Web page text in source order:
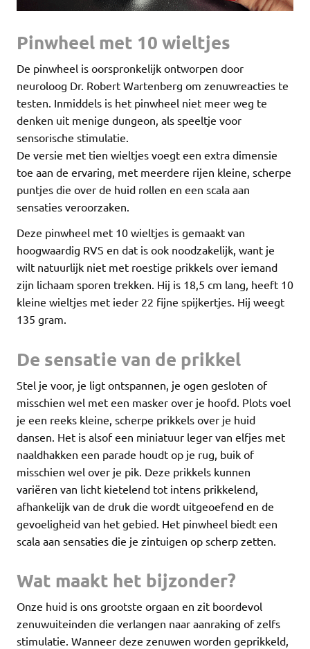
Pinwheel met 10 wieltjes
De pinwheel is oorspronkelijk ontworpen door
neuroloog Dr. Robert Wartenberg om zenuwreacties te
testen. Inmiddels is het pinwheel niet meer weg te
denken uit menige dungeon, als speeltje voor
sensorische stimulatie.
De versie met tien wieltjes voegt een extra dimensie
toe aan de ervaring, met meerdere rijen kleine, scherpe
puntjes die over de huid rollen en een scala aan
sensaties veroorzaken.
Deze pinwheel met 10 wieltjes is gemaakt van
hoogwaardig RVS en dat is ook noodzakelijk, want je
wilt natuurlijk niet met roestige prikkels over iemand
zijn lichaam sporen trekken. Hij is 18,5 cm lang, heeft 10
kleine wieltjes met ieder 22 fijne spijkertjes. Hij weegt
135 gram.
De sensatie van de prikkel
Stel je voor, je ligt ontspannen, je ogen gesloten of
misschien wel met een masker over je hoofd. Plots voel
je een reeks kleine, scherpe prikkels over je huid
dansen. Het is alsof een miniatuur leger van elfjes met
naaldhakken een parade houdt op je rug, buik of
misschien wel over je pik. Deze prikkels kunnen
variëren van licht kietelend tot intens prikkelend,
afhankelijk van de druk die wordt uitgeoefend en de
gevoeligheid van het gebied. Het pinwheel biedt een
scala aan sensaties die je zintuigen op scherp zetten.
Wat maakt het bijzonder?
Onze huid is ons grootste orgaan en zit boordevol
zenuwuiteinden die verlangen naar aanraking of zelfs
stimulatie. Wanneer deze zenuwen worden geprikkeld,